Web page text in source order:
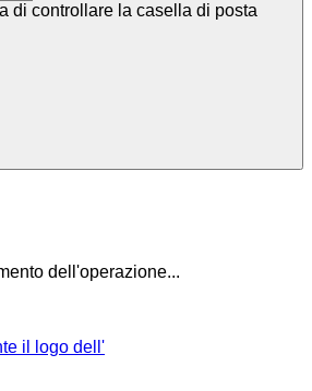
di controllare la casella di posta
dell'operazione...